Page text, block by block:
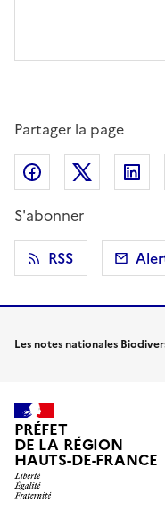
Partager la page
Partager sur
S'abonner
RSS
Les notes nationales
PRÉFET
DE LA RÉGION
HAUTS-DE-FRANCE